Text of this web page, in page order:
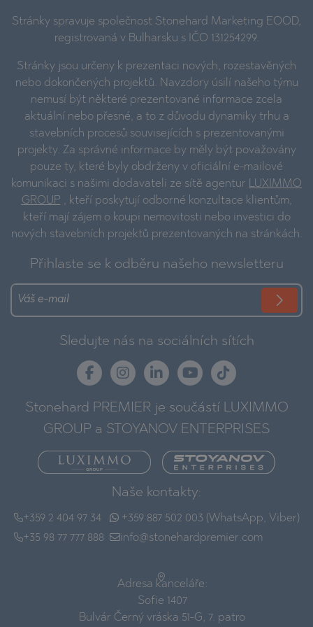
Stránky spravuje společnost Stonehard Marketing EOOD,
registrovaná v Bulharsku s IČO 131254299.
Stránky jsou určeny k prezentaci nových, rozestavěných
nebo dokončených projektů. Navzdory úsilí našeho týmu
nemusí být některé prezentované informace zcela
aktuální nebo přesné, a to z důvodu dynamiky trhu a
stavebních procesů souvisejících s prezentovanými
projekty. Za správné informace by měly být považovány
pouze ty, které byly obdrženy v oficiální e-mailové
komunikaci s našimi dodavateli ze sítě agentur LUXIMMO
GROUP , kteří poskytují odborné konzultace klientům,
kteří mají zájem o koupi nemovitosti nebo investici do
nových stavebních projektů prezentovaných na stránkách.
Přihlaste se k odběru našeho newsletteru
Sledujte nás na sociálních sítích
Stonehard PREMIER je součástí LUXIMMO
GROUP a STOYANOV ENTERPRISES
Naše kontakty:
+359 2 404 97 34
+35 98 77 777 888
+359 887 502 003 (WhatsApp, Viber)
info@stonehardpremier.com
Adresa kanceláře:
Sofie 1407
Bulvár Černý vráska 51-G, 7. patro